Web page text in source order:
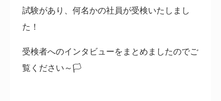
試験があり、何名かの社員が受検いたしまし
た！
受検者へのインタビューをまとめましたのでご
覧ください～🏳